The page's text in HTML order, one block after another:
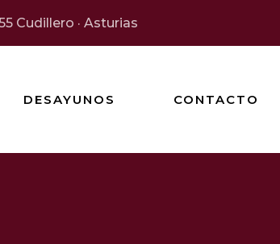
Cudillero · Asturias
DESAYUNOS CONTACTO